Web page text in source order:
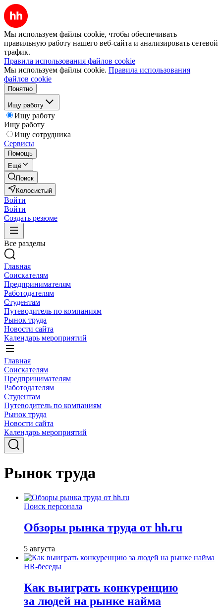
Мы используем файлы cookie, чтобы обеспечивать
правильную работу нашего веб-сайта и анализировать сетевой
трафик.
Правила использования файлов cookie
Мы используем файлы cookie. Правила использования
файлов cookie
Понятно
Ищу работу
Ищу работу
Ищу работу
Ищу сотрудника
Сервисы
Помощь
Ещё
Поиск
Колосистый
Войти
Войти
Создать резюме
Все разделы
Главная
Соискателям
Предпринимателям
Работодателям
Студентам
Путеводитель по компаниям
Рынок труда
Новости сайта
Календарь мероприятий
Главная
Соискателям
Предпринимателям
Работодателям
Студентам
Путеводитель по компаниям
Рынок труда
Новости сайта
Календарь мероприятий
Рынок труда
Поиск персонала
Обзоры рынка труда от hh.ru
5 августа
HR-беседы
Как выиграть конкуренцию
за людей на рынке найма